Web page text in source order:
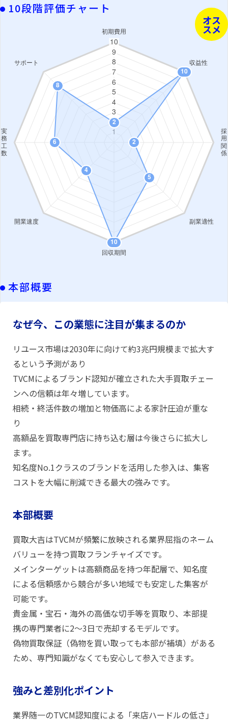
10段階評価チャート
オス
スメ
本部概要
なぜ今、この業態に注目が集まるのか
リユース市場は2030年に向けて約3兆円規模まで拡大す
るという予測があり
TVCMによるブランド認知が確立された大手買取チェー
ンへの信頼は年々増しています。
相続・終活件数の増加と物価高による家計圧迫が重な
り
高額品を買取専門店に持ち込む層は今後さらに拡大し
ます。
知名度No.1クラスのブランドを活用した参入は、集客
コストを大幅に削減できる最大の強みです。
本部概要
買取大吉はTVCMが頻繁に放映される業界屈指のネーム
バリューを持つ買取フランチャイズです。
メインターゲットは高額商品を持つ年配層で、知名度
による信頼感から競合が多い地域でも安定した集客が
可能です。
貴金属・宝石・海外の高価な切手等を買取り、本部提
携の専門業者に2〜3日で売却するモデルです。
偽物買取保証（偽物を買い取っても本部が補填）がある
ため、専門知識がなくても安心して参入できます。
強みと差別化ポイント
業界随一のTVCM認知度による「来店ハードルの低さ」